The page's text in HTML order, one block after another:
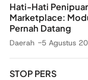
Hati-Hati
Marketplace:
Pernah Datang
Daerah 5 Agustus
STOP PERS